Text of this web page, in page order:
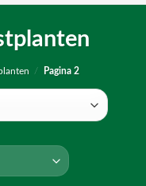
/ Pagina 2